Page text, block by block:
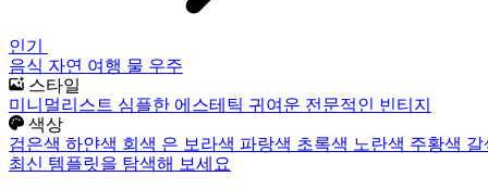
인기
음식 자연 여행 물 우주
스타일
미니멀리스트 심플한 에스테틱 귀여운 전문적인 빈티지
색상
검은색 하얀색 회색 은 보라색 파랑색 초록색 노란색 주황색
최신 템플릿을 탐색해 보세요